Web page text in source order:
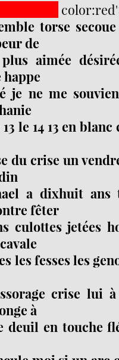
torse
de
aimée
happe
je ne me
le 14 13 en
du crise un
a dixhuit ans
fêter
culottes jetées
les fesses les
crise lui
à
deuil en touche